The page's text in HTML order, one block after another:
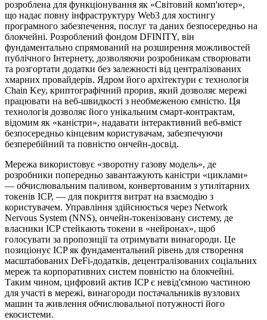
розроблена для функціонування як «Світовий комп'ютер»,
що надає повну інфраструктуру Web3 для хостингу
програмного забезпечення, послуг та даних безпосередньо на
блокчейні. Розроблений фондом DFINITY, він
фундаментально спрямований на розширення можливостей
публічного Інтернету, дозволяючи розробникам створювати
та розгортати додатки без залежності від централізованих
хмарних провайдерів. Ядром його архітектури є технологія
Chain Key, криптографічний прорив, який дозволяє мережі
працювати на веб-швидкості з необмеженою ємністю. Ця
технологія дозволяє його унікальним смарт-контрактам,
відомим як «каністри», надавати інтерактивний веб-вміст
безпосередньо кінцевим користувачам, забезпечуючи
безперебійний та повністю ончейн-досвід.
Мережа використовує «зворотну газову модель», де
розробники попередньо завантажують каністри «циклами»
— обчислювальним паливом, конвертованим з утилітарних
токенів ICP, — для покриття витрат на взаємодію з
користувачем. Управління здійснюється через Network
Nervous System (NNS), ончейн-токенізовану систему, де
власники ICP стейкають токени в «нейронах», щоб
голосувати за пропозиції та отримувати винагороди. Це
позиціонує ICP як фундаментальний рівень для створення
масштабованих DeFi-додатків, децентралізованих соціальних
мереж та корпоративних систем повністю на блокчейні.
Таким чином, цифровий актив ICP є невід'ємною частиною
для участі в мережі, винагороди постачальників вузлових
машин та живлення обчислювальної потужності його
екосистеми.